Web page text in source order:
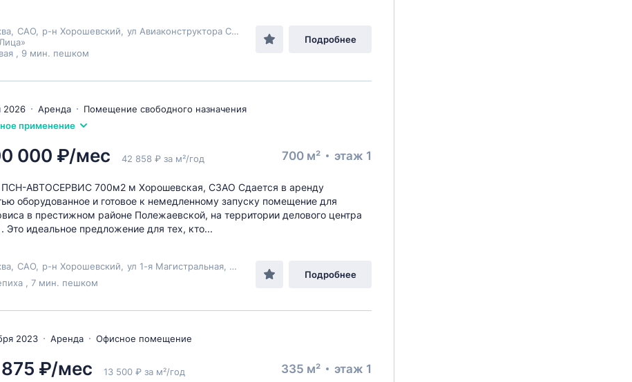
САО р-н Хорошевский ул Авиаконструктора Сухого
, 9 мин. пешком
Подробнее
2026 Аренда
Помещение свободного назначения
применение
000 ₽/мес 42 858 ₽ за м²/год 700 м² этаж 1
ПСН-АВТОСЕРВИС 700м2 м Хорошевская, СЗАО Сдается в аренду
оборудованное и готовое к немедленному запуску помещение для
в престижном районе Полежаевской, на территории делового центра
Это идеальное предложение для тех, кто...
САО р-н Хорошевский ул 1-я Магистральная
, 7 мин. пешком
Подробнее
2023 Аренда Офисное помещение
₽/мес 13 500 ₽ за м²/год 335 м² этаж 1